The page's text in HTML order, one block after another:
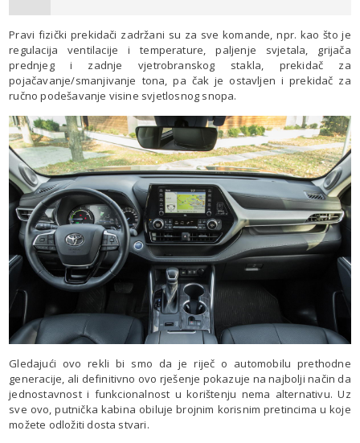
Pravi fizički prekidači zadržani su za sve komande, npr. kao što je
regulacija ventilacije i temperature, paljenje svjetala, grijača
prednjeg i zadnje vjetrobranskog stakla, prekidač za
pojačavanje/smanjivanje tona, pa čak je ostavljen i prekidač za
ručno podešavanje visine svjetlosnog snopa.
Gledajući ovo rekli bi smo da je riječ o automobilu prethodne
generacije, ali definitivno ovo rješenje pokazuje na najbolji način da
jednostavnost i funkcionalnost u korištenju nema alternativu. Uz
sve ovo, putnička kabina obiluje brojnim korisnim pretincima u koje
možete odložiti dosta stvari.